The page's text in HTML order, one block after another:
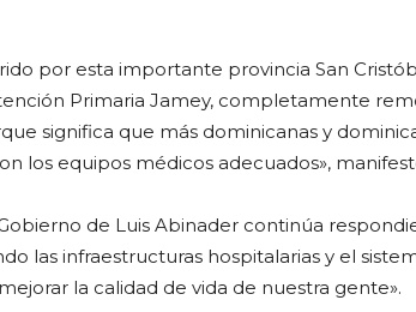
por esta importante provincia San
Primaria Jamey, completamente
significa que más dominicanas y
los equipos médicos adecuados»,
de Luis Abinader continúa
las infraestructuras hospitalarias y el
la calidad de vida de nuestra gente».